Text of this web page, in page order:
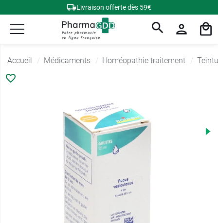
Livraison offerte dès 59€
Accueil Médicaments Homéopathie traitement